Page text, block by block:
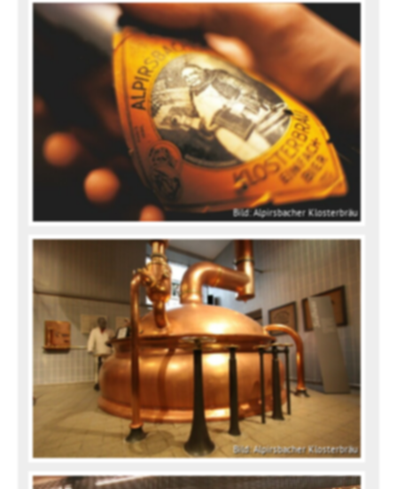
Bild: Alpirsbacher Klosterbräu
Bild: Alpirsbacher Klosterbräu